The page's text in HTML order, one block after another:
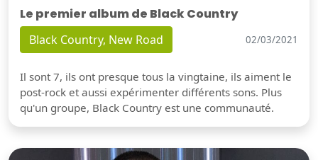
Le premier album de Black Country
Black Country, New Road 02/03/2021
Il sont 7, ils ont presque tous la vingtaine, ils aiment le
post-rock et aussi expérimenter différents sons. Plus
qu'un groupe, Black Country est une communauté.